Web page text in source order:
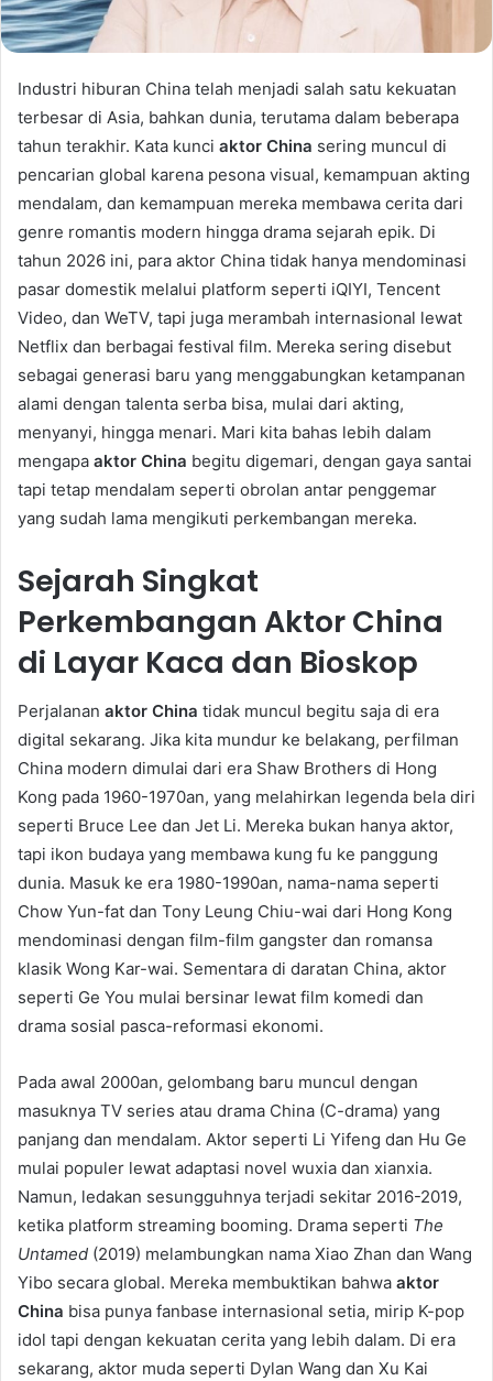
Industri hiburan China telah menjadi salah satu kekuatan
terbesar di Asia, bahkan dunia, terutama dalam beberapa
tahun terakhir. Kata kunci aktor China sering muncul di
pencarian global karena pesona visual, kemampuan akting
mendalam, dan kemampuan mereka membawa cerita dari
genre romantis modern hingga drama sejarah epik. Di
tahun 2026 ini, para aktor China tidak hanya mendominasi
pasar domestik melalui platform seperti iQIYI, Tencent
Video, dan WeTV, tapi juga merambah internasional lewat
Netflix dan berbagai festival film. Mereka sering disebut
sebagai generasi baru yang menggabungkan ketampanan
alami dengan talenta serba bisa, mulai dari akting,
menyanyi, hingga menari. Mari kita bahas lebih dalam
mengapa aktor China begitu digemari, dengan gaya santai
tapi tetap mendalam seperti obrolan antar penggemar
yang sudah lama mengikuti perkembangan mereka.
Sejarah Singkat
Perkembangan Aktor China
di Layar Kaca dan Bioskop
Perjalanan aktor China tidak muncul begitu saja di era
digital sekarang. Jika kita mundur ke belakang, perfilman
China modern dimulai dari era Shaw Brothers di Hong
Kong pada 1960-1970an, yang melahirkan legenda bela diri
seperti Bruce Lee dan Jet Li. Mereka bukan hanya aktor,
tapi ikon budaya yang membawa kung fu ke panggung
dunia. Masuk ke era 1980-1990an, nama-nama seperti
Chow Yun-fat dan Tony Leung Chiu-wai dari Hong Kong
mendominasi dengan film-film gangster dan romansa
klasik Wong Kar-wai. Sementara di daratan China, aktor
seperti Ge You mulai bersinar lewat film komedi dan
drama sosial pasca-reformasi ekonomi.
Pada awal 2000an, gelombang baru muncul dengan
masuknya TV series atau drama China (C-drama) yang
panjang dan mendalam. Aktor seperti Li Yifeng dan Hu Ge
mulai populer lewat adaptasi novel wuxia dan xianxia.
Namun, ledakan sesungguhnya terjadi sekitar 2016-2019,
ketika platform streaming booming. Drama seperti The
Untamed (2019) melambungkan nama Xiao Zhan dan Wang
Yibo secara global. Mereka membuktikan bahwa aktor
China bisa punya fanbase internasional setia, mirip K-pop
idol tapi dengan kekuatan cerita yang lebih dalam. Di era
sekarang, aktor muda seperti Dylan Wang dan Xu Kai